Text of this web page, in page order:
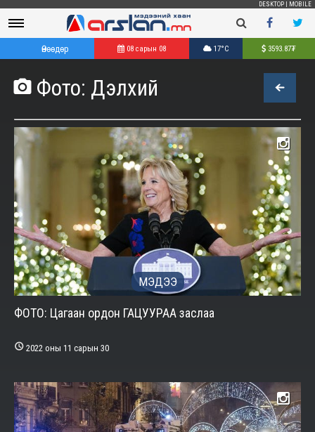
DESKTOP MOBILE
Өнөөдөр 08 сарын 08 17°C 3593.87₮
 Фото: Дэлхий
МЭДЭЭ
ФОТО: Цагаан ордон ГАЦУУРАА заслаа
 2022 оны 11 сарын 30